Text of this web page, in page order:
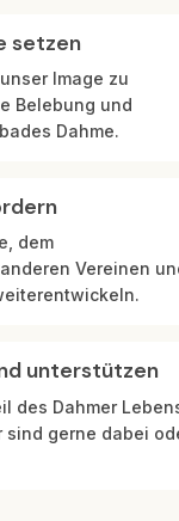
setzen
Image zu
Belebung und
Dahme.
dem
Vereinen
unterstützen
des Dahmer
gerne dabei